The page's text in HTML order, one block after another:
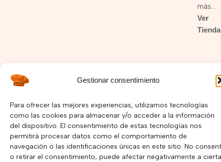
Gestionar consentimiento
Para ofrecer las mejores experiencias, utilizamos tecnologías
como las cookies para almacenar y/o acceder a la información
del dispositivo. El consentimiento de estas tecnologías nos
permitirá procesar datos como el comportamiento de
navegación o las identificaciones únicas en este sitio. No
o retirar el consentimiento, puede afectar negativamente a
más…
Ver
Tienda
I
t
a
g
r
a
m
F
e
b
o
o
k
Y
t
u
e
Copyright © 2025 Pepelnary.com | Página Web hecha por
Mayorga Marketing